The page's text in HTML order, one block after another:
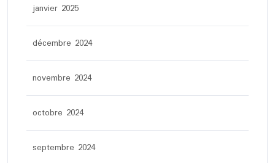
janvier 2025
décembre 2024
novembre 2024
octobre 2024
septembre 2024